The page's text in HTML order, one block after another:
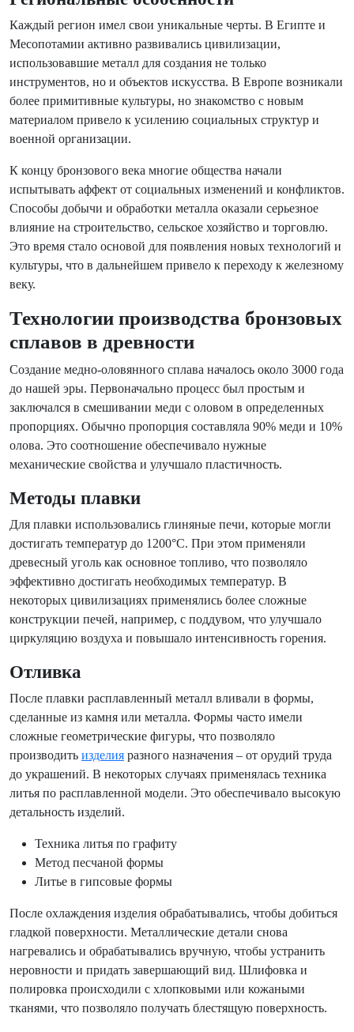
Каждый регион имел свои уникальные черты. В Египте и
Месопотамии активно развивались цивилизации,
использовавшие металл для создания не только
инструментов, но и объектов искусства. В Европе возникали
более примитивные культуры, но знакомство с новым
материалом привело к усилению социальных структур и
военной организации.
К концу бронзового века многие общества начали
испытывать аффект от социальных изменений и конфликтов.
Способы добычи и обработки металла оказали серьезное
влияние на строительство, сельское хозяйство и торговлю.
Это время стало основой для появления новых технологий и
культуры, что в дальнейшем привело к переходу к железному
веку.
Технологии производства бронзовых
сплавов в древности
Создание медно-оловянного сплава началось около 3000 года
до нашей эры. Первоначально процесс был простым и
заключался в смешивании меди с оловом в определенных
пропорциях. Обычно пропорция составляла 90% меди и 10%
олова. Это соотношение обеспечивало нужные
механические свойства и улучшало пластичность.
Методы плавки
Для плавки использовались глиняные печи, которые могли
достигать температур до 1200°C. При этом применяли
древесный уголь как основное топливо, что позволяло
эффективно достигать необходимых температур. В
некоторых цивилизациях применялись более сложные
конструкции печей, например, с поддувом, что улучшало
циркуляцию воздуха и повышало интенсивность горения.
Отливка
После плавки расплавленный металл вливали в формы,
сделанные из камня или металла. Формы часто имели
сложные геометрические фигуры, что позволяло
производить изделия разного назначения – от орудий труда
до украшений. В некоторых случаях применялась техника
литья по расплавленной модели. Это обеспечивало высокую
детальность изделий.
Техника литья по графиту
Метод песчаной формы
Литье в гипсовые формы
После охлаждения изделия обрабатывались, чтобы добиться
гладкой поверхности. Металлические детали снова
нагревались и обрабатывались вручную, чтобы устранить
неровности и придать завершающий вид. Шлифовка и
полировка происходили с хлопковыми или кожаными
тканями, что позволяло получать блестящую поверхность.